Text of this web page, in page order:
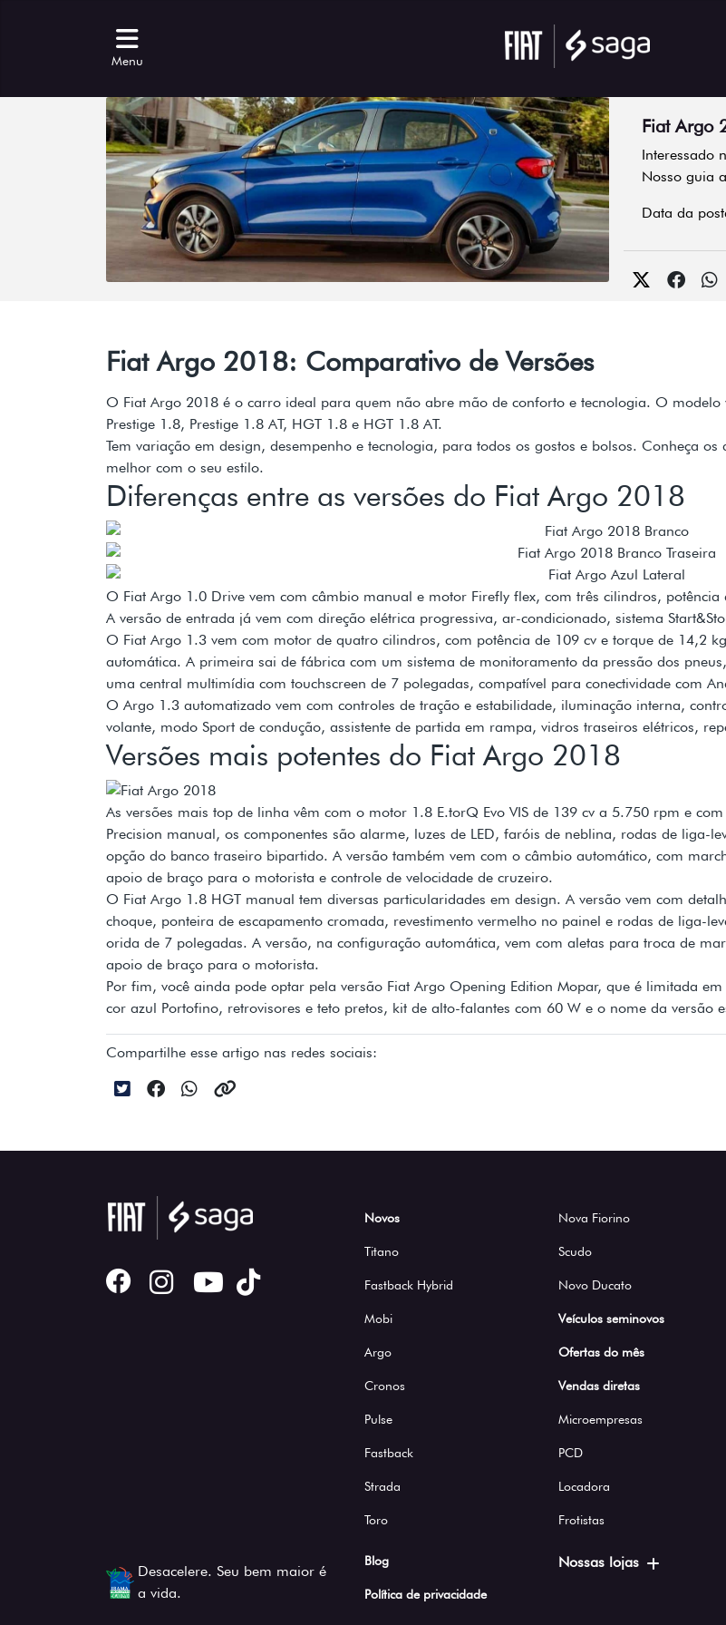
Menu
Fiat Argo
Interessado
Nosso guia
Data da
Fiat Argo 2018: Comparativo de Versões
O Fiat Argo 2018 é o carro ideal para quem não abre mão de conforto e tecnologia. O modelo
Prestige 1.8, Prestige 1.8 AT, HGT 1.8 e HGT 1.8 AT.
Tem variação em design, desempenho e tecnologia, para todos os gostos e bolsos. Conheça
melhor com o seu estilo.
Diferenças entre as versões do Fiat Argo 2018
O Fiat Argo 1.0 Drive vem com câmbio manual e motor Firefly flex, com três cilindros,
A versão de entrada já vem com direção elétrica progressiva, ar-condicionado, sistema
O Fiat Argo 1.3 vem com motor de quatro cilindros, com potência de 109 cv e torque de 14,2
automática. A primeira sai de fábrica com um sistema de monitoramento da pressão dos
uma central multimídia com touchscreen de 7 polegadas, compatível para conectividade com
O Argo 1.3 automatizado vem com controles de tração e estabilidade, iluminação interna,
volante, modo Sport de condução, assistente de partida em rampa, vidros traseiros elétricos,
Versões mais potentes do Fiat Argo 2018
As versões mais top de linha vêm com o motor 1.8 E.torQ Evo VIS de 139 cv a 5.750 rpm e
Precision manual, os componentes são alarme, luzes de LED, faróis de neblina, rodas de liga-
opção do banco traseiro bipartido. A versão também vem com o câmbio automático, com
apoio de braço para o motorista e controle de velocidade de cruzeiro.
O Fiat Argo 1.8 HGT manual tem diversas particularidades em design. A versão vem com
choque, ponteira de escapamento cromada, revestimento vermelho no painel e rodas de liga-
orida de 7 polegadas. A versão, na configuração automática, vem com aletas para troca de
apoio de braço para o motorista.
Por fim, você ainda pode optar pela versão Fiat Argo Opening Edition Mopar, que é limitada
cor azul Portofino, retrovisores e teto pretos, kit de alto-falantes com 60 W e o nome da versão
Compartilhe esse artigo nas redes sociais:
Desacelere. Seu bem maior é
a vida.
Novos
Titano
Fastback Hybrid
Mobi
Argo
Cronos
Pulse
Fastback
Strada
Toro
Nova Fiorino
Scudo
Novo Ducato
Veículos seminovos
Ofertas do mês
Vendas diretas
Microempresas
PCD
Locadora
Frotistas
Blog
Política de privacidade
Nossas lojas